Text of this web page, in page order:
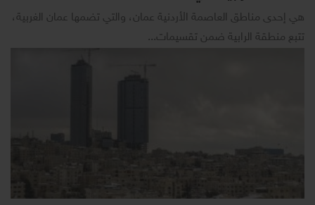
هي إحدى مناطق العاصمة الأردنية عمان، والتي تضمها عمان الغربية،
تتبع منطقة الرابية ضمن تقسيمات...